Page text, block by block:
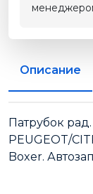
Описание
Патрубок
PEUGEOT/
Boxer.